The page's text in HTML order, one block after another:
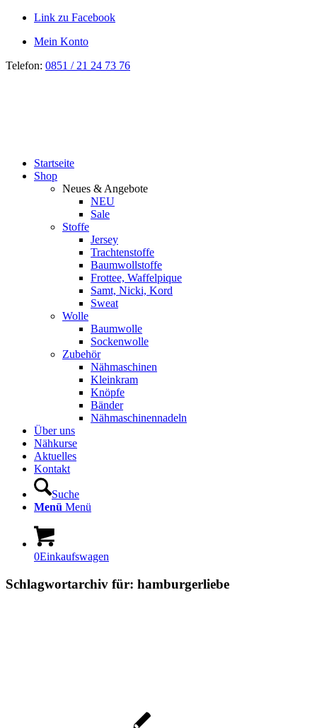
Link zu Facebook
Mein Konto
Telefon: 0851 / 21 24 73 76
Startseite
Shop
Neues & Angebote
NEU
Sale
Stoffe
Jersey
Trachtenstoffe
Baumwollstoffe
Frottee, Waffelpique
Samt, Nicki, Kord
Sweat
Wolle
Baumwolle
Sockenwolle
Zubehör
Nähmaschinen
Kleinkram
Knöpfe
Bänder
Nähmaschinennadeln
Über uns
Nähkurse
Aktuelles
Kontakt
Suche
Menü Menü
0Einkaufswagen
Schlagwortarchiv für: hamburgerliebe